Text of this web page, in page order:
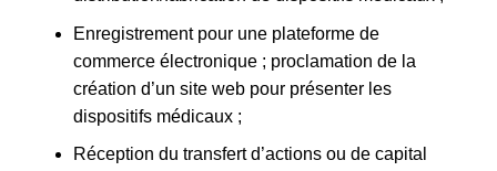
Enregistrement pour une plateforme de
commerce électronique ; proclamation de la
création d’un site web pour présenter les
dispositifs médicaux ;
Réception du transfert d’actions ou de capital